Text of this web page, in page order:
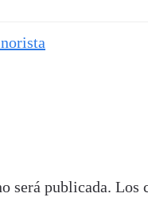
será publicada. Los